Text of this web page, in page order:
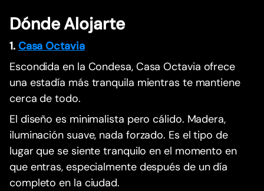
Dónde Alojarte
1. Casa Octavia
Escondida en la Condesa, Casa Octavia ofrece
una estadía más tranquila mientras te mantiene
cerca de todo.
El diseño es minimalista pero cálido. Madera,
iluminación suave, nada forzado. Es el tipo de
lugar que se siente tranquilo en el momento en
que entras, especialmente después de un día
completo en la ciudad.